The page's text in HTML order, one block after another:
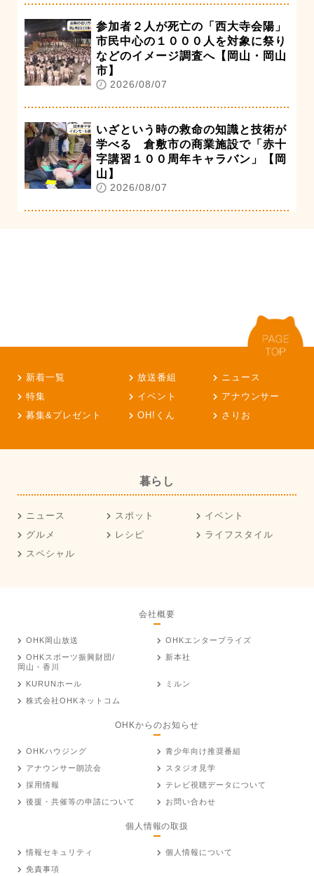
参加者２人が死亡の「西大寺会陽」
市民中心の１０００人を対象に祭り
などのイメージ調査へ【岡山・岡山
市】
2026/08/07
いざという時の救命の知識と技術が
学べる 倉敷市の商業施設で「赤十
字講習１００周年キャラバン」【岡
山】
2026/08/07
新着一覧 放送番組
ニュース
特集
イベント
アナウンサー
募集&プレゼント
OH!くん さりお
暮らし
ニュース スポット
イベント
グルメ
レシピ
ライフスタイル
スペシャル
会社概要
OHK岡山放送
OHKエンタープライズ
OHKスポーツ振興財団/
岡山・香川
新本社
KURUNホール
ミルン
株式会社OHKネットコム
OHKからのお知らせ
OHKハウジング
青少年向け推奨番組
アナウンサー朗読会
スタジオ見学
採用情報
テレビ視聴データについて
後援・共催等の申請について
お問い合わせ
個人情報の取扱
情報セキュリティ
個人情報について
免責事項